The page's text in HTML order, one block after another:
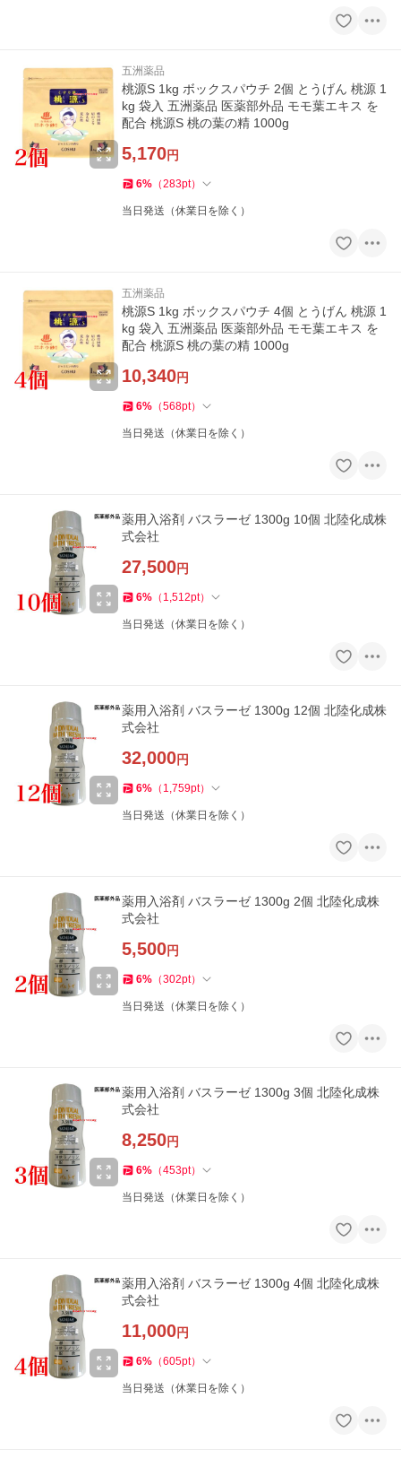
五洲薬品
桃源S 1kg ボックスパウチ 2個 とうげん 桃源 1
kg 袋入 五洲薬品 医薬部外品 モモ葉エキス を
配合 桃源S 桃の葉の精 1000g
5,170円
6% （283pt）
当日発送（休業日を除く）
五洲薬品
桃源S 1kg ボックスパウチ 4個 とうげん 桃源 1
kg 袋入 五洲薬品 医薬部外品 モモ葉エキス を
配合 桃源S 桃の葉の精 1000g
10,340円
6% （568pt）
当日発送（休業日を除く）
薬用入浴剤 バスラーゼ 1300g 10個 北陸化成株
式会社
27,500円
6% （ 1,512pt）
当日発送（休業日を除く）
薬用入浴剤 バスラーゼ 1300g 12個 北陸化成株
式会社
32,000円
6% （ 1,759pt）
当日発送（休業日を除く）
薬用入浴剤 バスラーゼ 1300g 2個 北陸化成株
式会社
5,500円
6% （302pt）
当日発送（休業日を除く）
薬用入浴剤 バスラーゼ 1300g 3個 北陸化成株
式会社
8,250円
6% （453pt）
当日発送（休業日を除く）
薬用入浴剤 バスラーゼ 1300g 4個 北陸化成株
式会社
11,000円
6% （605pt）
当日発送（休業日を除く）